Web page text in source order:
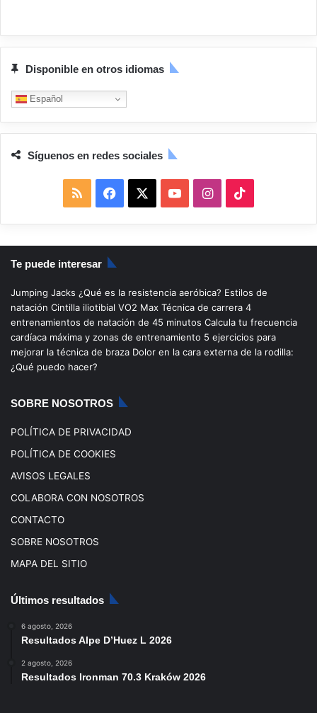
Disponible en otros idiomas
Español
Síguenos en redes sociales
S
S
a
c
b
o
o
u
u
b
I
n
s
a
g
i
k
o
k
Te puede interesar
Jumping Jacks ¿Qué es la resistencia aeróbica? Estilos de
natación Cintilla iliotibial VO2 Max Técnica de carrera 4
entrenamientos de natación de 45 minutos Calcula tu frecuencia
cardíaca máxima y zonas de entrenamiento 5 ejercicios para
mejorar la técnica de braza Dolor en la cara externa de la rodilla:
¿Qué puedo hacer?
SOBRE NOSOTROS
POLÍTICA DE PRIVACIDAD
POLÍTICA DE COOKIES
AVISOS LEGALES
COLABORA CON NOSOTROS
CONTACTO
SOBRE NOSOTROS
MAPA DEL SITIO
Últimos resultados
6 agosto, 2026
Resultados Alpe D’Huez L 2026
2 agosto, 2026
Resultados Ironman 70.3 Kraków 2026